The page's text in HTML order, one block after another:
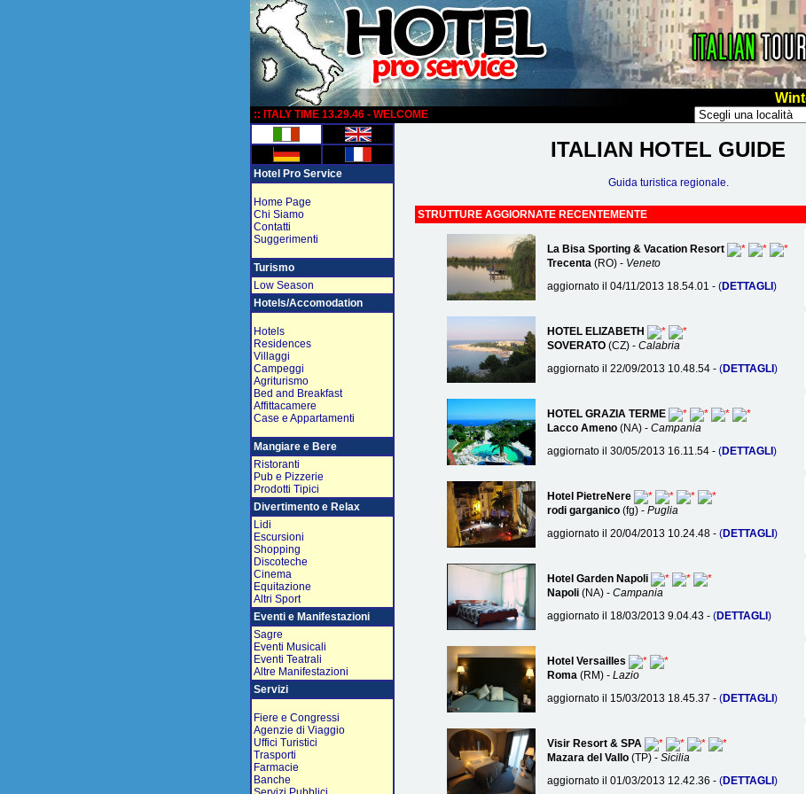
:: ITALY TIME 13.29.46 - WELCOME
Hotel Pro Service
Home Page
Chi Siamo
Contatti
Suggerimenti
Turismo
Low Season
Hotels/Accomodation
Hotels
Residences
Villaggi
Campeggi
Agriturismo
Bed and Breakfast
Affittacamere
Case e Appartamenti
Mangiare e Bere
Ristoranti
Pub e Pizzerie
Prodotti Tipici
Divertimento e Relax
Lidi
Escursioni
Shopping
Discoteche
Cinema
Equitazione
Altri Sport
Eventi e Manifestazioni
Sagre
Eventi Musicali
Eventi Teatrali
Altre Manifestazioni
Servizi
Fiere e Congressi
Agenzie di Viaggio
Uffici Turistici
Trasporti
Farmacie
Banche
ITALIAN HOTEL GUIDE
Guida turistica regionale.
STRUTTURE AGGIORNATE RECENTEMENTE
La Bisa Sporting & Vacation Resort
Trecenta(RO) - Veneto
aggiornato il 04/11/2013 18.54.01 - (DETTAGLI )
HOTEL ELIZABETH
SOVERATO(CZ) - Calabria
aggiornato il 22/09/2013 10.48.54 - (DETTAGLI )
HOTEL GRAZIA TERME
Lacco Ameno (NA) - Campania
aggiornato il 30/05/2013 16.11.54 - (DETTAGLI )
Hotel PietreNere
rodi garganico(fg) - Puglia
aggiornato il 20/04/2013 10.24.48 - (DETTAGLI )
Hotel Garden Napoli
Napoli(NA) - Campania
aggiornato il 18/03/2013 9.04.43 - (DETTAGLI )
Hotel Versailles
Roma(RM) - Lazio
aggiornato il 15/03/2013 18.45.37 - (DETTAGLI )
Visir Resort & SPA
Mazara del Vallo(TP) - Sicilia
aggiornato il 01/03/2013 12.42.36 - (DETTAGLI )